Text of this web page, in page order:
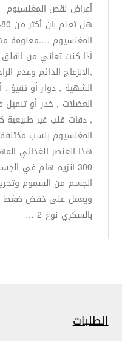
أعراض نقص المغنسيوم
المغنسيوم ….معلومة
أذا كنت تعاني من القلق
,الانزعاج الدائم وعدم
الشهية , دوار أو تقيؤ
العضلات , خدر أو
, دقات قلب غير
المغنسيوم بنسب
هذا العنصر الغذائي
300 أنزيم هام في
الجسم من السموم
ويعمل على خفض ضغط
بالسكري نوع 2 …
الطلبات